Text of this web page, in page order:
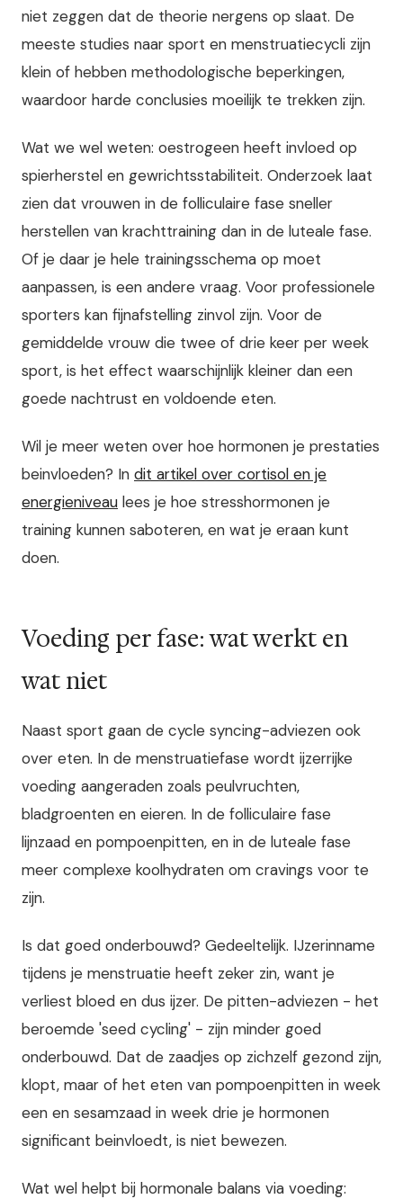
niet zeggen dat de theorie nergens op slaat. De
meeste studies naar sport en menstruatiecycli zijn
klein of hebben methodologische beperkingen,
waardoor harde conclusies moeilijk te trekken zijn.
Wat we wel weten: oestrogeen heeft invloed op
spierherstel en gewrichtsstabiliteit. Onderzoek laat
zien dat vrouwen in de folliculaire fase sneller
herstellen van krachttraining dan in de luteale fase.
Of je daar je hele trainingsschema op moet
aanpassen, is een andere vraag. Voor professionele
sporters kan fijnafstelling zinvol zijn. Voor de
gemiddelde vrouw die twee of drie keer per week
sport, is het effect waarschijnlijk kleiner dan een
goede nachtrust en voldoende eten.
Wil je meer weten over hoe hormonen je prestaties
beinvloeden? In dit artikel over cortisol en je
energieniveau lees je hoe stresshormonen je
training kunnen saboteren, en wat je eraan kunt
doen.
Voeding per fase: wat werkt en
wat niet
Naast sport gaan de cycle syncing-adviezen ook
over eten. In de menstruatiefase wordt ijzerrijke
voeding aangeraden zoals peulvruchten,
bladgroenten en eieren. In de folliculaire fase
lijnzaad en pompoenpitten, en in de luteale fase
meer complexe koolhydraten om cravings voor te
zijn.
Is dat goed onderbouwd? Gedeeltelijk. IJzerinname
tijdens je menstruatie heeft zeker zin, want je
verliest bloed en dus ijzer. De pitten-adviezen - het
beroemde 'seed cycling' - zijn minder goed
onderbouwd. Dat de zaadjes op zichzelf gezond zijn,
klopt, maar of het eten van pompoenpitten in week
een en sesamzaad in week drie je hormonen
significant beinvloedt, is niet bewezen.
Wat wel helpt bij hormonale balans via voeding: